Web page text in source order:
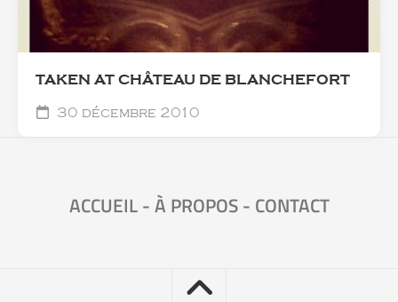
TAKEN AT CHÂTEAU DE BLANCHEFORT
30 décembre 2010
ACCUEIL-À PROPOS- CONTACT